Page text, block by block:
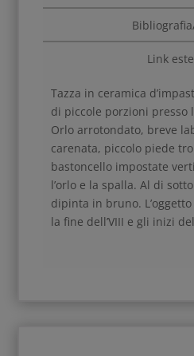
Link
Tazza in ceramica
di piccole porzioni presso
Orlo arrotondato, breve
carenata, piccolo piede
bastoncello impostate
l’orlo e la spalla. Al di
dipinta in bruno.
la fine dell’VIII e gli inizi